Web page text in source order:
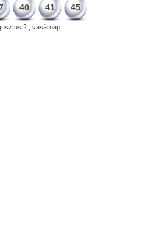
40 41 45
2., vasárnap